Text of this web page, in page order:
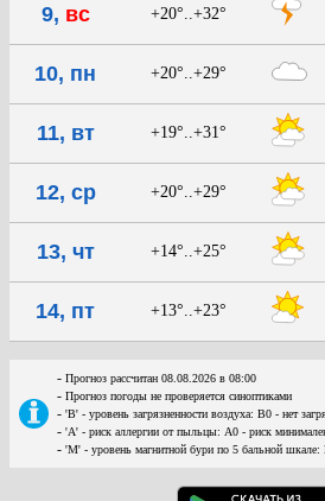
9, вс +20°..+32°
10, пн +20°..+29°
11, вт +19°..+31°
12, ср +20°..+29°
13, чт +14°..+25°
14, пт +13°..+23°
- Прогноз рассчитан 08.08.2026 в 08:00
- Прогноз погоды не проверяется синоптиками
- 'В' - уровень загрязненности воздуха: В0 - нет
- 'А' - риск аллергии от пыльцы: А0 - риск
- 'М' - уровень магнитной бури по 5 бальной